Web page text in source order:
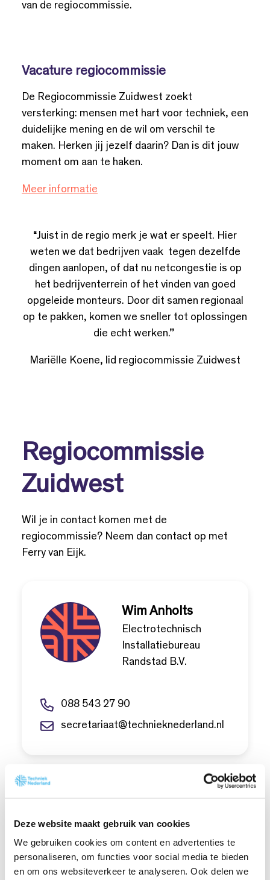
Deze website maakt gebruik van cookies
We gebruiken cookies om content en advertenties te
personaliseren, om functies voor social media te bieden
en om ons websiteverkeer te analyseren. Ook delen we
van de regiocommissie.
Vacature regiocommissie
De Regiocommissie Zuidwest zoekt
versterking: mensen met hart voor techniek, een
duidelijke mening en de wil om verschil te
maken. Herken jij jezelf daarin? Dan is dit jouw
moment om aan te haken.
Meer informatie
“Juist in de regio merk je wat er speelt. Hier
weten we dat bedrijven vaak tegen dezelfde
dingen aanlopen, of dat nu netcongestie is op
het bedrijventerrein of het vinden van goed
opgeleide monteurs. Door dit samen regionaal
op te pakken, komen we sneller tot oplossingen
die echt werken.”
Mariëlle Koene, lid regiocommissie Zuidwest
Regiocommissie
Zuidwest
Wil je in contact komen met de
regiocommissie? Neem dan contact op met
Ferry van Eijk.
Wim Anholts
Electrotechnisch
Installatiebureau
Randstad B.V.
088 543 27 90
secretariaat@technieknederland.nl
Peter Bakker